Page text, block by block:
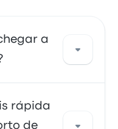
a
oferece
Em alternativa,
rápida
de